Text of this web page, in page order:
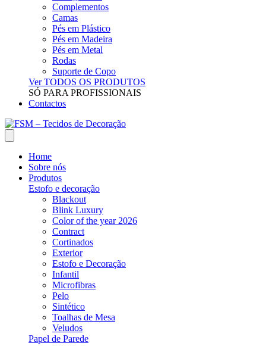
Complementos
Camas
Pés em Plástico
Pés em Madeira
Pés em Metal
Rodas
Suporte de Copo
Ver TODOS OS PRODUTOS
SÓ PARA PROFISSIONAIS
Contactos
Home
Sobre nós
Produtos
Estofo e decoração
Blackout
Blink Luxury
Color of the year 2026
Contract
Cortinados
Exterior
Estofo e Decoração
Infantil
Microfibras
Pelo
Sintético
Toalhas de Mesa
Veludos
Papel de Parede